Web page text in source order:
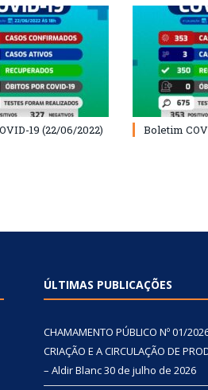
19 (22/06/2022) Boletim
ÚLTIMAS PUBLICAÇÕES
CHAMAMENTO PÚBLICO Nº 01/
CRIAÇÃO E A CIRCULAÇÃO DE
– Aldir Blanc30 de julho de 2026